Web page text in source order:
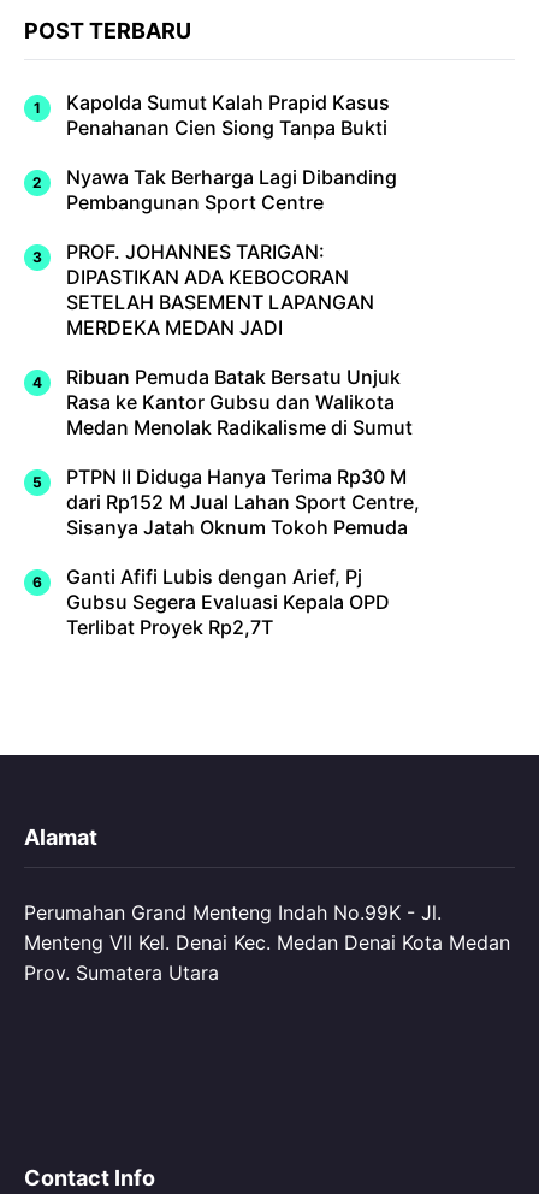
POST TERBARU
Kapolda Sumut Kalah Prapid Kasus
Penahanan Cien Siong Tanpa Bukti
Nyawa Tak Berharga Lagi Dibanding
Pembangunan Sport Centre
PROF. JOHANNES TARIGAN:
DIPASTIKAN ADA KEBOCORAN
SETELAH BASEMENT LAPANGAN
MERDEKA MEDAN JADI
Ribuan Pemuda Batak Bersatu Unjuk
Rasa ke Kantor Gubsu dan Walikota
Medan Menolak Radikalisme di Sumut
PTPN II Diduga Hanya Terima Rp30 M
dari Rp152 M Jual Lahan Sport Centre,
Sisanya Jatah Oknum Tokoh Pemuda
Ganti Afifi Lubis dengan Arief, Pj
Gubsu Segera Evaluasi Kepala OPD
Terlibat Proyek Rp2,7T
Alamat
Perumahan Grand Menteng Indah No.99K - Jl.
Menteng VII Kel. Denai Kec. Medan Denai Kota Medan
Prov. Sumatera Utara
Contact Info